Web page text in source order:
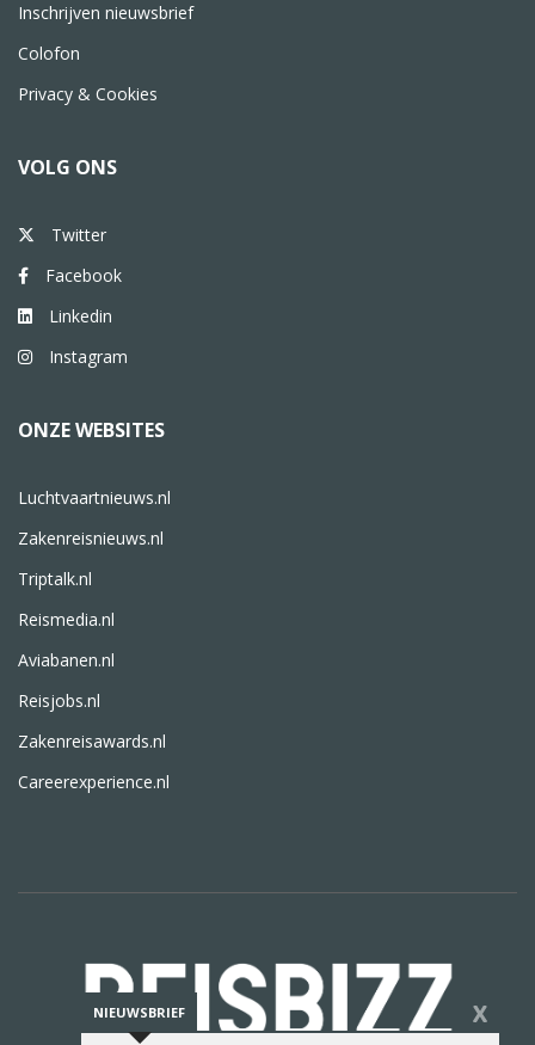
Inschrijven nieuwsbrief
Colofon
Privacy & Cookies
VOLG ONS
Twitter
Facebook
Linkedin
Instagram
ONZE WEBSITES
Luchtvaartnieuws.nl
Zakenreisnieuws.nl
Triptalk.nl
Reismedia.nl
Aviabanen.nl
Reisjobs.nl
Zakenreisawards.nl
Careerexperience.nl
NIEUWSBRIEF X